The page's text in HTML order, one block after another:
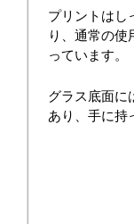
プリントはし
り、通常の
っています。
グラス底面に
あり、手に持